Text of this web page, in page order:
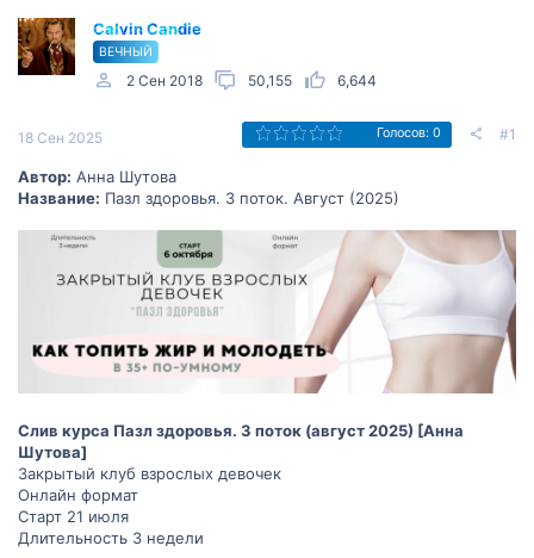
Calvin Candie
ВЕЧНЫЙ
2 Сен 2018 50,155 6,644
18 Сен 2025 Голосов: 0 #1
Автор: Анна Шутова
Название: Пазл здоровья. 3 поток. Август (2025)
Слив курса Пазл здоровья. 3 поток (август 2025) [Анна
Шутова]
Закрытый клуб взрослых девочек
Онлайн формат
Старт 21 июля
Длительность 3 недели